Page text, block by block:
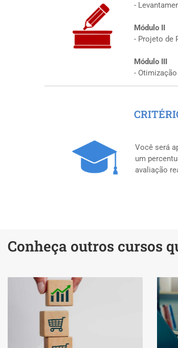
-
Módulo II
- Projeto de
Módulo III
-
Você será
um
avaliação
Conheça outros cursos